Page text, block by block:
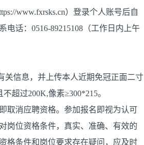
www.fxrsks.cn）登录个人账号后自
话：0516-89215108（工作日内上午
关信息，并上传本人近期免冠正面二寸
超过200K,像素≥300*215。
取消应聘资格。参加报名即视为认可
岗位资格条件，真实、准确、有效的
格条件和岗位要求存在疑问，应及时